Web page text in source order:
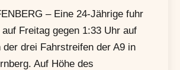
– Eine 24-Jährige fuhr
Freitag gegen 1:33 Uhr auf
der drei Fahrstreifen der A9 in
Auf Höhe des